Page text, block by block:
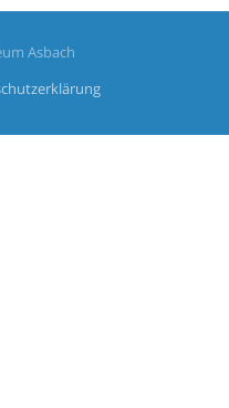
Asbach